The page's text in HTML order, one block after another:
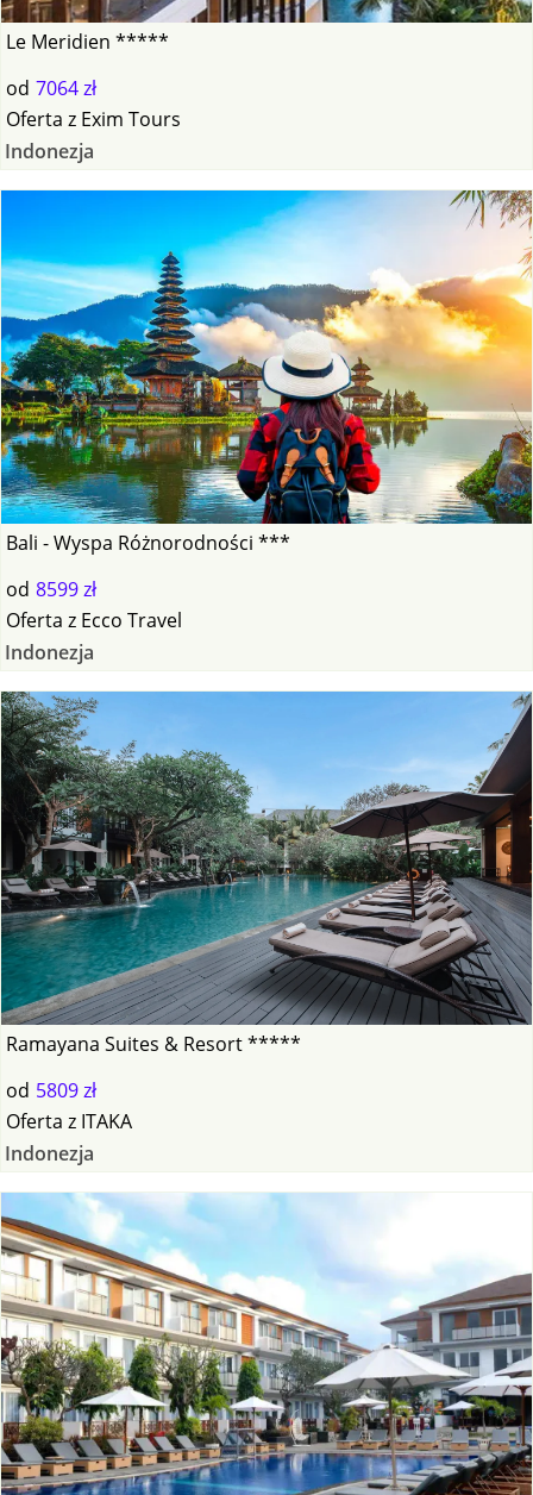
Le Meridien *****
od 7064 zł
Oferta z Exim Tours
Indonezja
Bali - Wyspa Różnorodności ***
od 8599 zł
Oferta z Ecco Travel
Indonezja
Ramayana Suites & Resort *****
od 5809 zł
Oferta z ITAKA
Indonezja